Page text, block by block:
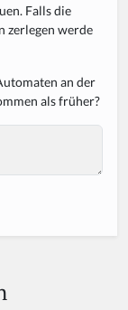
Falls die
zerlegen werde
an der
als früher?